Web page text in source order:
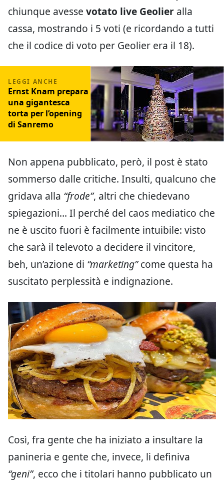
chiunque avesse votato live Geolier alla
cassa, mostrando i 5 voti (e ricordando a tutti
che il codice di voto per Geolier era il 18).
Ernst Knam prepara
una gigantesca
torta per l’opening
di Sanremo
Non appena pubblicato, però, il post è stato
sommerso dalle critiche. Insulti, qualcuno che
gridava alla “frode”, altri che chiedevano
spiegazioni… Il perché del caos mediatico che
ne è uscito fuori è facilmente intuibile: visto
che sarà il televoto a decidere il vincitore,
beh, un’azione di “marketing”come questa ha
suscitato perplessità e indignazione.
Così, fra gente che ha iniziato a insultare la
panineria e gente che, invece, li definiva
“geni”, ecco che i titolari hanno pubblicato un